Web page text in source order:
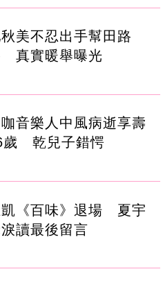
美不忍出手幫田路
真實暖舉曝光
音樂人中風病逝享壽
歲 乾兒子錯愕
凱《百味》退場 夏宇
讀最後留言